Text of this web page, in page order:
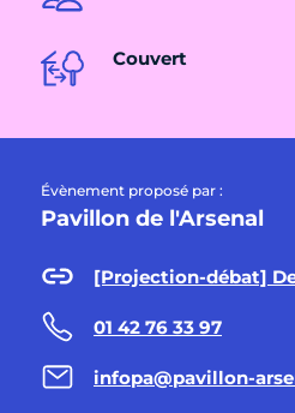
Couvert
Évènement proposé par :
Pavillon de l'Arsenal
01 42 76 33 97
infopa@pavillon-